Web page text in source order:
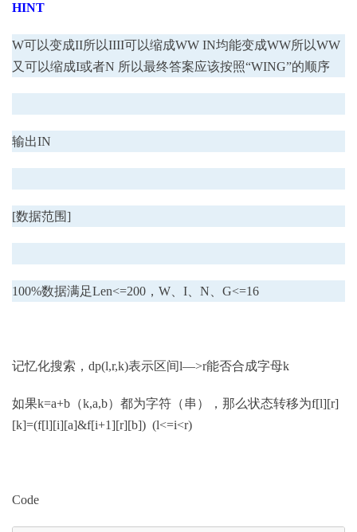
HINT
W可以变成II所以IIII可以缩成WW IN均能变成WW所以WW
又可以缩成I或者N 所以最终答案应该按照“WING”的顺序
输出IN
[数据范围]
100%数据满足Len<=200，W、I、N、G<=16
记忆化搜索，dp(l,r,k)表示区间l—>r能否合成字母k
如果k=a+b（k,a,b）都为字符（串），那么状态转移为f[l][r]
[k]=(f[l][i][a]&f[i+1][r][b]) (l<=i<r)
Code